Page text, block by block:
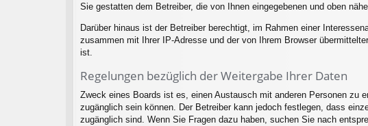
Sie gestatten dem Betreiber, die von Ihnen eingegebenen und oben
Darüber hinaus ist der Betreiber berechtigt, im Rahmen einer
zusammen mit Ihrer IP-Adresse und der von Ihrem Browser
ist.
Regelungen bezüglich der Weitergabe Ihrer Daten
Zweck eines Boards ist es, einen Austausch mit anderen Personen zu
zugänglich sein können. Der Betreiber kann jedoch festlegen, dass
zugänglich sind. Wenn Sie Fragen dazu haben, suchen Sie nach